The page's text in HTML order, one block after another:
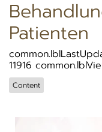
Patienten
11916
Content